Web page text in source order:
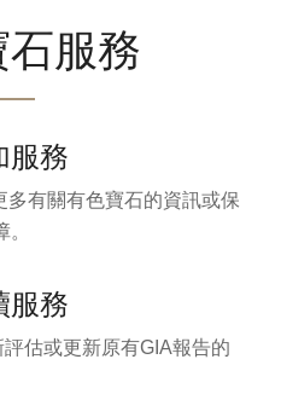
服務
服務
有關有色寶石的資訊或保
。
服務
估或更新原有GIA報告的